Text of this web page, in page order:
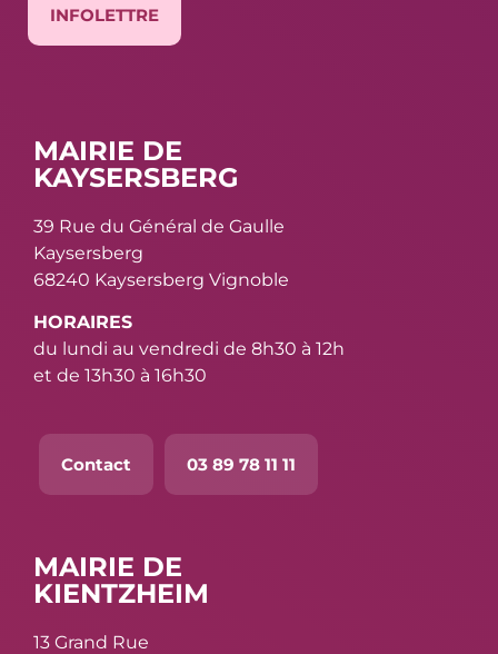
INFOLETTRE
MAIRIE DE
KAYSERSBERG
39 Rue du Général de Gaulle
Kaysersberg
68240 Kaysersberg Vignoble
HORAIRES
du lundi au vendredi de 8h30 à 12h
et de 13h30 à 16h30
Contact 03 89 78 11 11
MAIRIE DE
KIENTZHEIM
13 Grand Rue